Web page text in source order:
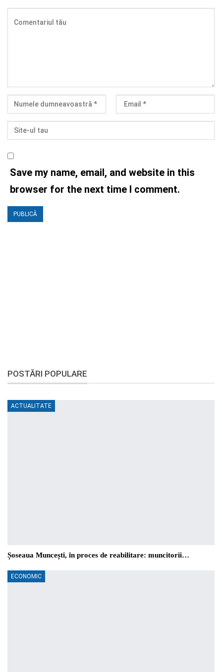
Save my name, email, and website in this
browser for the next time I comment.
POSTĂRI POPULARE
ACTUALITATE
Șoseaua Muncești, în proces de reabilitare: muncitorii…
ECONOMIC